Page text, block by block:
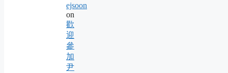
ejsoon
on
歡
迎
參
加
尹